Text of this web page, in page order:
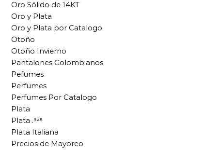
Oro Sólido de 14KT
Oro y Plata
Oro y Plata por Catalogo
Otoño
Otoño Invierno
Pantalones Colombianos
Pefumes
Perfumes
Perfumes Por Catalogo
Plata
Plata .⁹²⁵
Plata Italiana
Precios de Mayoreo